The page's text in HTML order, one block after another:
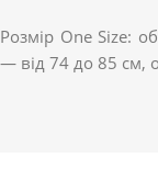
Розмір One Size:
— від 74 до 85 см,